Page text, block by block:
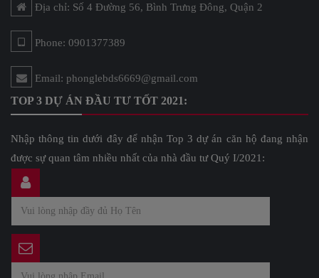
Địa chỉ: Số 4 Đường 56, Bình Trưng Đông, Quận 2
Phone: 0901377389
Email: phonglebds6669@gmail.com
TOP 3 DỰ ÁN ĐẦU TƯ TỐT 2021:
Nhập thông tin dưới đây để nhận Top 3 dự án căn hộ đang nhận
được sự quan tâm nhiều nhất của nhà đầu tư Quý I/2021: